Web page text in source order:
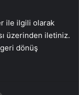
ile ilgili olarak
üzerinden iletiniz.
dönüş